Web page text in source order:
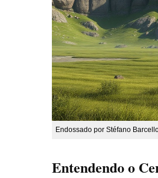
Endossado por Stéfano
Entendendo o